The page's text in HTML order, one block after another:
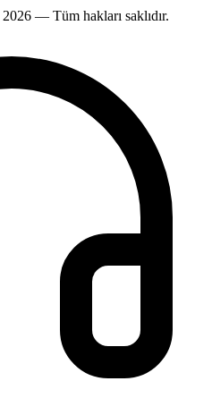
2026 — Tüm hakları saklıdır.